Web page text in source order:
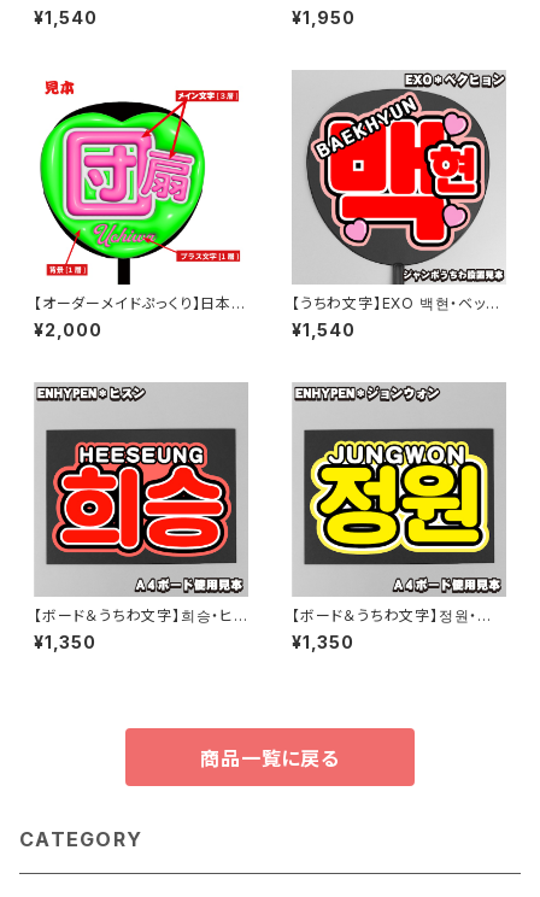
ヒ 即納 【TREASURE】
¥1,540
ル専用 【ボード&うちわ文字】
¥1,950
【オーダーメイドぷっくり】日本語
専用・ぷっくりハート型うちわ文
字【プリントうちわ文字】
¥2,000
【うちわ文字】EXO 백현・ベッキ
ョン③ベクヒョン 即納 【EXO】
¥1,540
【ボード＆うちわ文字】희승・ヒス
ン② 即納 【ENHYPEN】
¥1,350
【ボード＆うちわ文字】정원・ジョ
ンウォン② 即納 【ENHYPEN】
¥1,350
商品一覧に戻る
CATEGORY